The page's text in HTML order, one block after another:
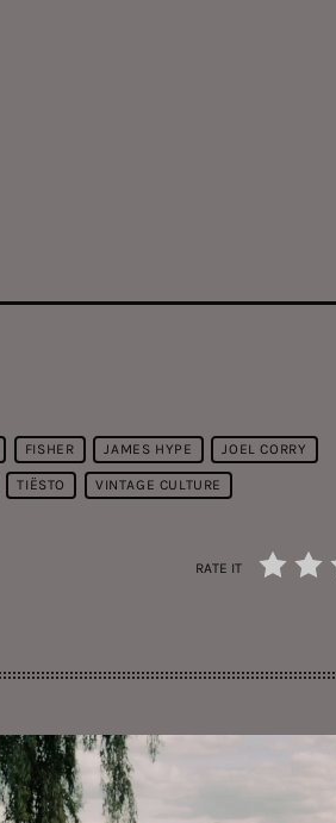
FISHER JAMES HYPE JOEL CORRY
TIËSTO VINTAGE CULTURE
RATE IT